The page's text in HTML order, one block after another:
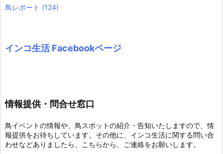
鳥レポート (124)
インコ生活 Facebookページ
情報提供・問合せ窓口
鳥イベントの情報や、鳥スポットの紹介・告知いたしますので、情
報提供をお待ちしています。その他に、インコ生活に関する問い合
わせなどありましたら、こちらから、ご連絡をお願いします。